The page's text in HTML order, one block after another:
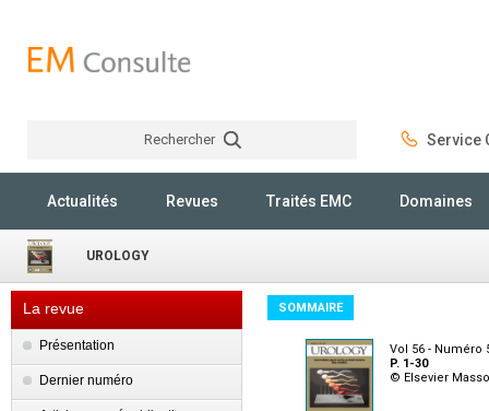
Rechercher Service
Actualités Revues Traités EMC Domaines
UROLOGY
La revue
Présentation
Dernier numéro
SOMMAIRE
Vol 56 - Numéro
P. 1-30
© Elsevier